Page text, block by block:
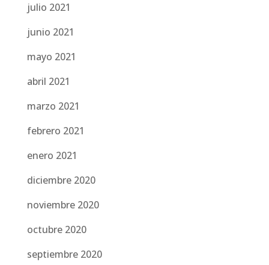
julio 2021
junio 2021
mayo 2021
abril 2021
marzo 2021
febrero 2021
enero 2021
diciembre 2020
noviembre 2020
octubre 2020
septiembre 2020